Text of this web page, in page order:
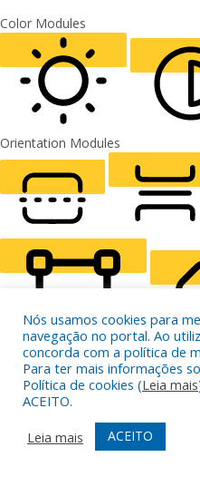
FONT WEIGHT
Color Modules
LIGHT CONTRAST HIGH
Orientation Modules
READING LINE READING
HIGHLIGHT CONTENT
Nós usamos cookies para
navegação no portal. Ao
concorda com a política de
Para ter mais informações
Política de cookies (Leia mais
ACEITO.
Leia mais
ACEITO